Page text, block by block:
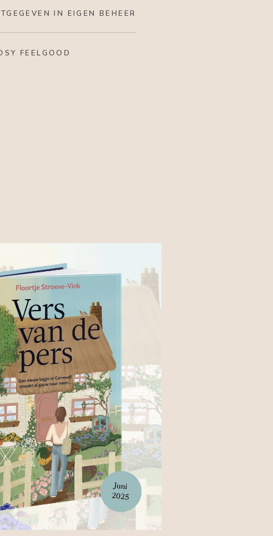
IN EIGEN BEHEER
FEELGOOD